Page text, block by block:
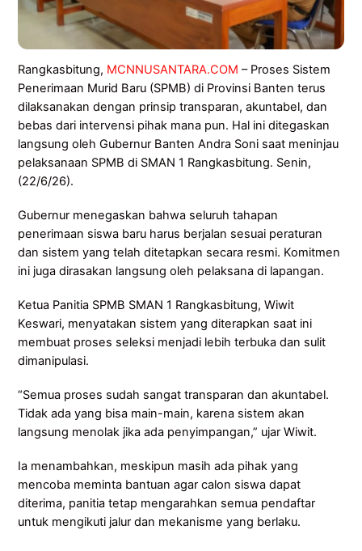
Rangkasbitung, MCNNUSANTARA.COM – Proses Sistem
Penerimaan Murid Baru (SPMB) di Provinsi Banten terus
dilaksanakan dengan prinsip transparan, akuntabel, dan
bebas dari intervensi pihak mana pun. Hal ini ditegaskan
langsung oleh Gubernur Banten Andra Soni saat meninjau
pelaksanaan SPMB di SMAN 1 Rangkasbitung. Senin,
(22/6/26).
Gubernur menegaskan bahwa seluruh tahapan
penerimaan siswa baru harus berjalan sesuai peraturan
dan sistem yang telah ditetapkan secara resmi. Komitmen
ini juga dirasakan langsung oleh pelaksana di lapangan.
Ketua Panitia SPMB SMAN 1 Rangkasbitung, Wiwit
Keswari, menyatakan sistem yang diterapkan saat ini
membuat proses seleksi menjadi lebih terbuka dan sulit
dimanipulasi.
“Semua proses sudah sangat transparan dan akuntabel.
Tidak ada yang bisa main-main, karena sistem akan
langsung menolak jika ada penyimpangan,” ujar Wiwit.
Ia menambahkan, meskipun masih ada pihak yang
mencoba meminta bantuan agar calon siswa dapat
diterima, panitia tetap mengarahkan semua pendaftar
untuk mengikuti jalur dan mekanisme yang berlaku.